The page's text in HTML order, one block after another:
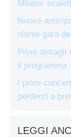
Milano:
Nuove
niente gara
Primi dettagli
il programma
I primi
perderci a
LEGGI